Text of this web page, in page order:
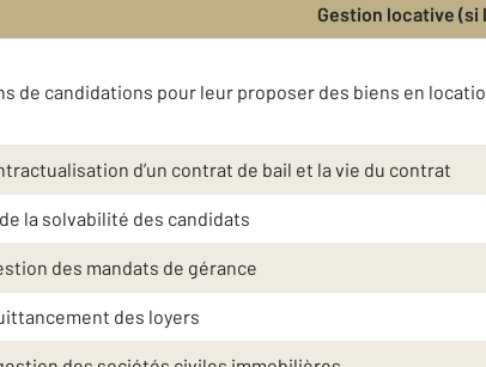
Gestion locative (si
de candidations pour leur proposer des biens en
d’un contrat de bail et la vie du contrat
la solvabilité des candidats
des mandats de gérance
des loyers